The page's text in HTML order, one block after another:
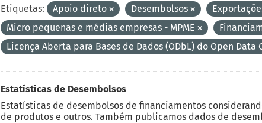
Etiquetas: Apoio direto Desembolsos
Micro pequenas e médias empresas - MPME
Licença Aberta para Bases de Dados (ODbL) do Open Data
Estatísticas de Desembolsos
Estatísticas de desembolsos de financiamentos
de produtos e outros. Também publicamos dados de